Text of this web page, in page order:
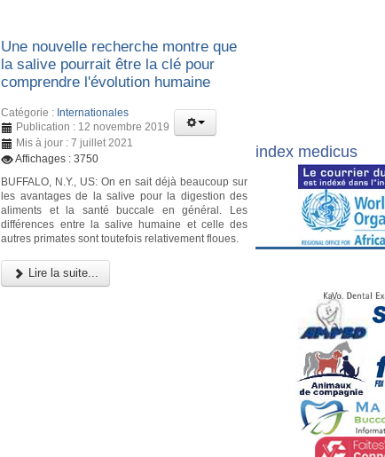
Une nouvelle recherche montre que
la salive pourrait être la clé pour
comprendre l'évolution humaine
Catégorie : Internationales
Publication : 12 novembre 2019
Mis à jour : 7 juillet 2021
Affichages : 3750
BUFFALO, N.Y., US: On en sait déjà beaucoup sur
les avantages de la salive pour la digestion des
aliments et la santé buccale en général. Les
différences entre la salive humaine et celle des
autres primates sont toutefois relativement floues.
Lire la suite...
index medicus